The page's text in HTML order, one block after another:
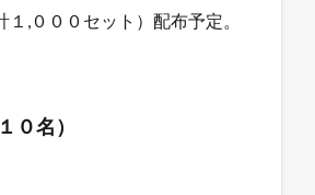
,０００セット）配布予定。
名）